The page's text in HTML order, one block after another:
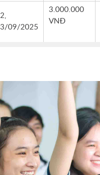
09/2025
3.000.000
VNĐ